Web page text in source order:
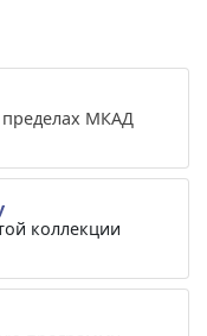
пределах МКАД
коллекции